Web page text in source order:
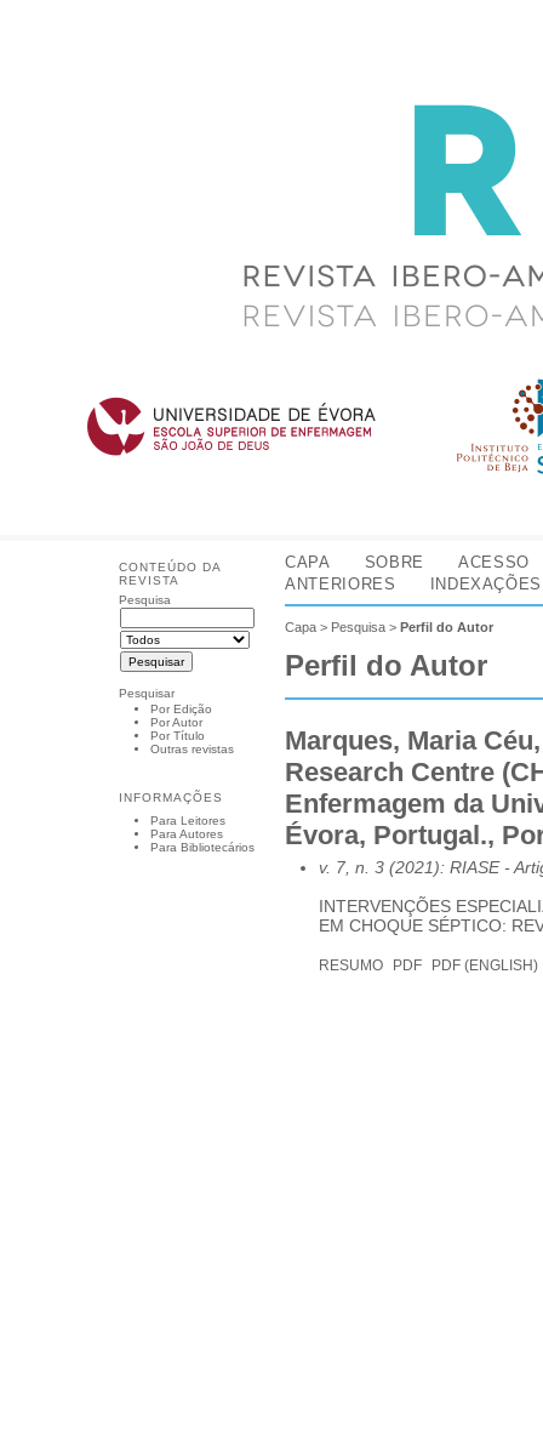
CONTEÚDO DA
REVISTA
Pesquisa
Pesquisar
Por Edição
Por Autor
Por Título
Outras revistas
INFORMAÇÕES
Para Leitores
Para Autores
Para Bibliotecários
CAPA SOBRE
ACESSO
ANTERIORES
INDEXAÇÕES
Capa > Pesquisa >Perfil do Autor
Perfil do Autor
Marques, Maria
Research Centre
Enfermagem da
Évora, Portugal.,
v. 7, n. 3 (2021): RIASE-
INTERVENÇÕES
EM CHOQUE SÉPTICO:
RESUMO PDF PDF (ENGLISH)